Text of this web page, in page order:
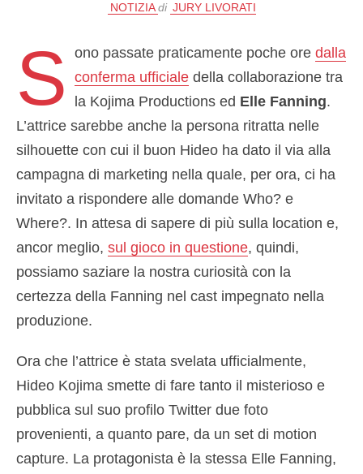
NOTIZIA di JURY LIVORATI
S ono passate praticamente poche oredalla
conferma ufficiale della collaborazione tra
la Kojima Productions ed Elle Fanning.
L’attrice sarebbe anche la persona ritratta nelle
silhouette con cui il buon Hideo ha dato il via alla
campagna di marketing nella quale, per ora, ci ha
invitato a rispondere alle domande Who? e
Where?. In attesa di sapere di più sulla location e,
ancor meglio, sul gioco in questione, quindi,
possiamo saziare la nostra curiosità con la
certezza della Fanning nel cast impegnato nella
produzione.
Ora che l’attrice è stata svelata ufficialmente,
Hideo Kojima smette di fare tanto il misterioso e
pubblica sul suo profilo Twitter due foto
provenienti, a quanto pare, da un set di motion
capture. La protagonista è la stessa Elle Fanning,